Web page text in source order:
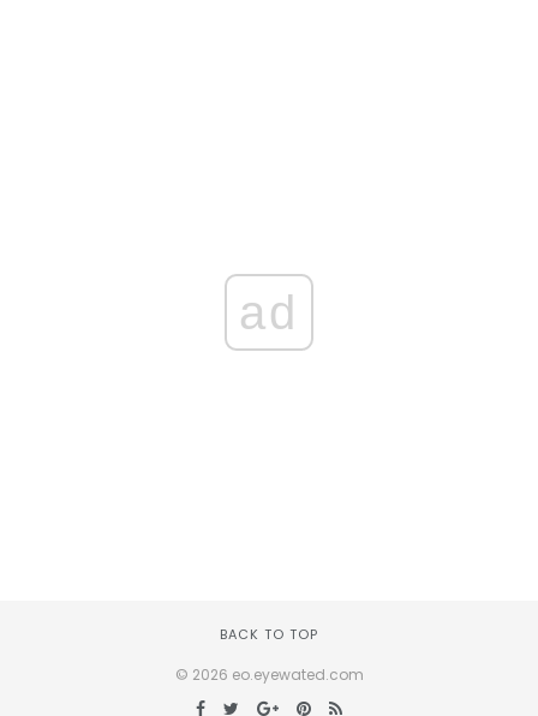
ad
BACK TO TOP
© 2026 eo.eyewated.com